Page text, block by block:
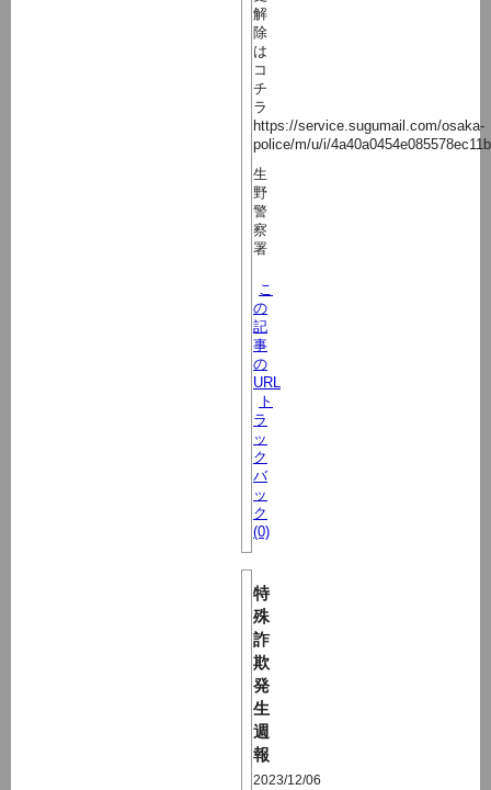
解
除
は
コ
チ
ラ
https://service.sugumail.com/osaka-
police/m/u/i/
生
野
警
察
署
こ
の
記
事
の
URL
ト
ラ
ッ
ク
バ
ッ
ク
(0)
特
殊
詐
欺
発
生
週
報
2023/12/06